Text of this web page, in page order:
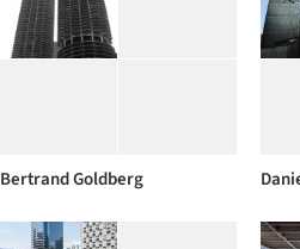
Bertrand Goldberg